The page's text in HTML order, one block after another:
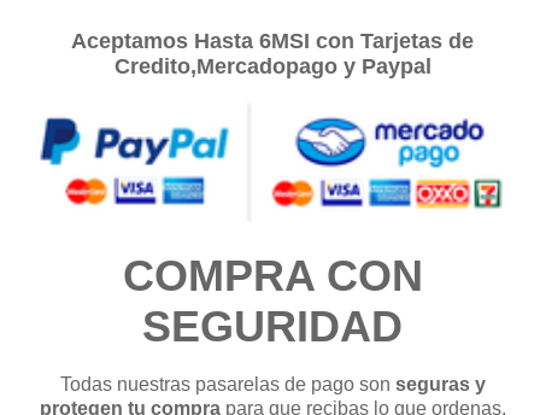
Aceptamos Hasta 6MSI con Tarjetas de
Credito,Mercadopago y Paypal
COMPRA CON
SEGURIDAD
Todas nuestras pasarelas de pago son seguras y
protegen tu compra para que recibas lo que ordenas,